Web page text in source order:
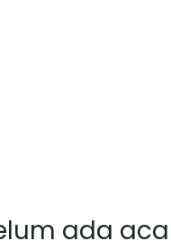
ada